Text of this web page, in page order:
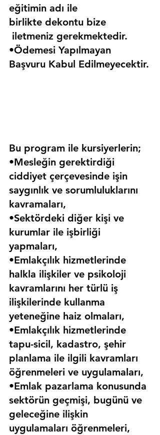
eğitimin adı ile
birlikte dekontu bize
iletmeniz gerekmektedir.
•Ödemesi Yapılmayan
Başvuru Kabul Edilmeyecektir.
Bu program ile kursiyerlerin;
•Mesleğin gerektirdiği
ciddiyet çerçevesinde işin
saygınlık ve sorumluluklarını
kavramaları,
•Sektördeki diğer kişi ve
kurumlar ile işbirliği
yapmaları,
•Emlakçılık hizmetlerinde
halkla ilişkiler ve psikoloji
kavramlarını her türlü iş
ilişkilerinde kullanma
yeteneğine haiz olmaları,
•Emlakçılık hizmetlerinde
tapu-sicil, kadastro, şehir
planlama ile ilgili kavramları
öğrenmeleri ve uygulamaları,
•Emlak pazarlama konusunda
sektörün geçmişi, bugünü ve
geleceğine ilişkin
uygulamaları öğrenmeleri,